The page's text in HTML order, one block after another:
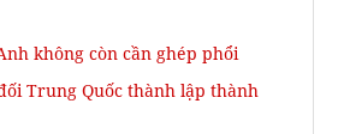
không còn cần ghép phổi
Trung Quốc thành lập thành